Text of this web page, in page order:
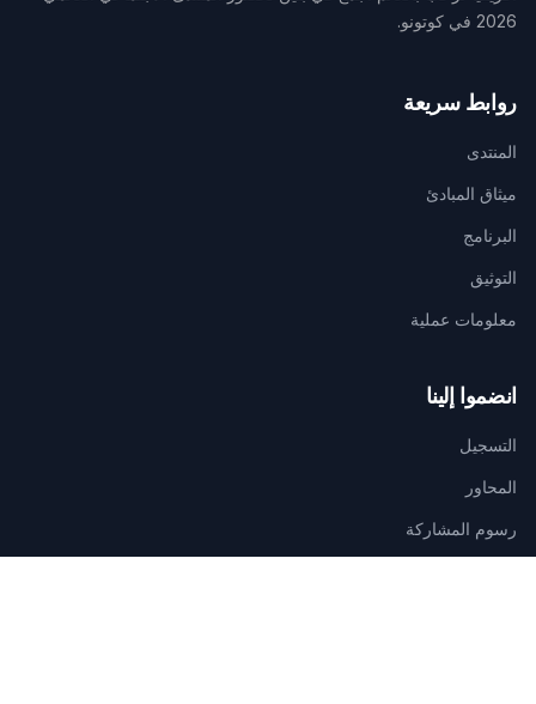
2026 في كوتونو.
روابط سريعة
المنتدى
ميثاق المبادئ
البرنامج
التوثيق
معلومات عملية
انضموا إلينا
التسجيل
المحاور
رسوم المشاركة